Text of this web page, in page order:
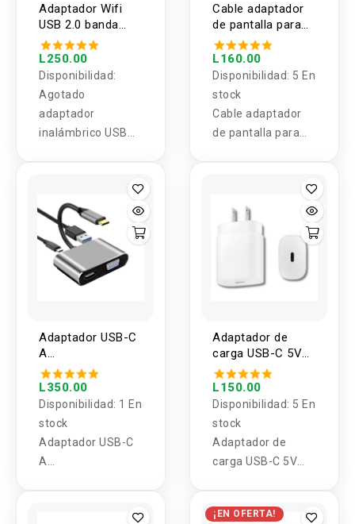
Adaptador Wifi
USB 2.0 banda
dual 2.4G y 5.8G
1300MBPS
AC1300-4609AC
L250.00
Disponibilidad:
Agotado
adaptador
inalámbrico USB
Cable adaptador
de pantalla para
Raspberry PI 5
300mm
L160.00
Disponibilidad: 5 En
stock
Cable adaptador
de pantalla para
Adaptador USB-C
A
HDMI+VGA+USB+PD
L350.00
Disponibilidad: 1 En
stock
Adaptador USB-C
A
Adaptador de
carga USB-C 5V
25W
L150.00
Disponibilidad: 5 En
stock
Adaptador de
carga USB-C 5V
¡EN OFERTA!